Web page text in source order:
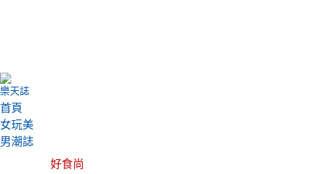
樂天誌
首頁
女玩美
男潮誌
好食尚